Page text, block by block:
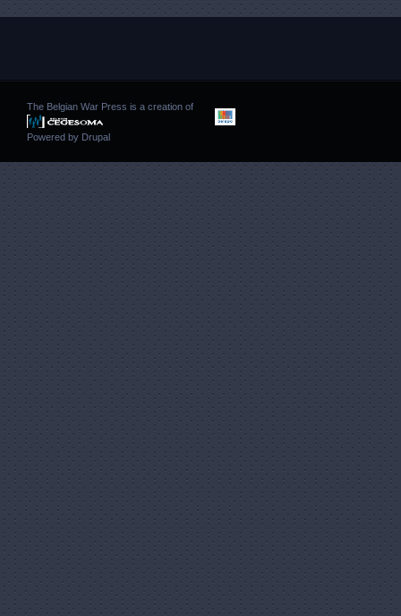
The Belgian War Press is a creation of
Powered by Drupal